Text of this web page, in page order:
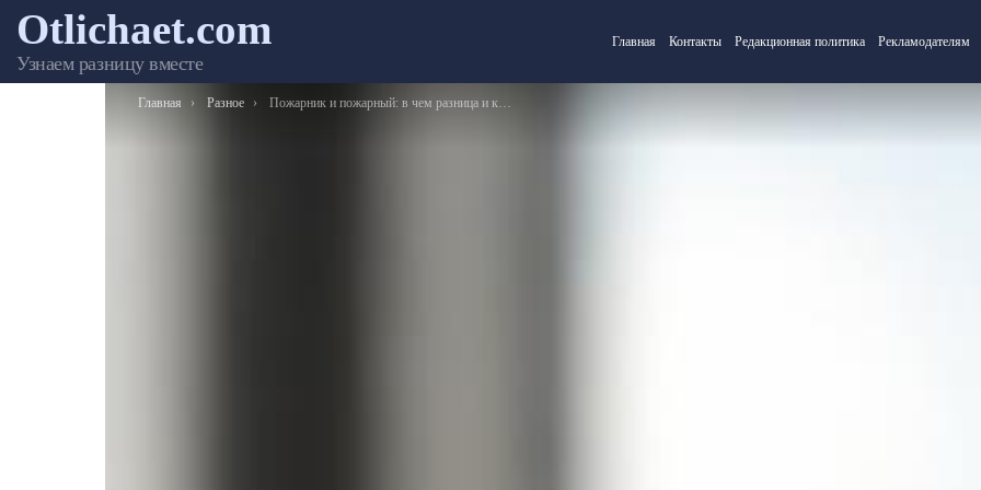
Otlichaet.com
Узнаем разницу вместе
Главная Контакты Редакционная политика Рекламодателям
Вы здесь:
Главная Разное Пожарник и пожарный: в чем разница и как правильно говорить